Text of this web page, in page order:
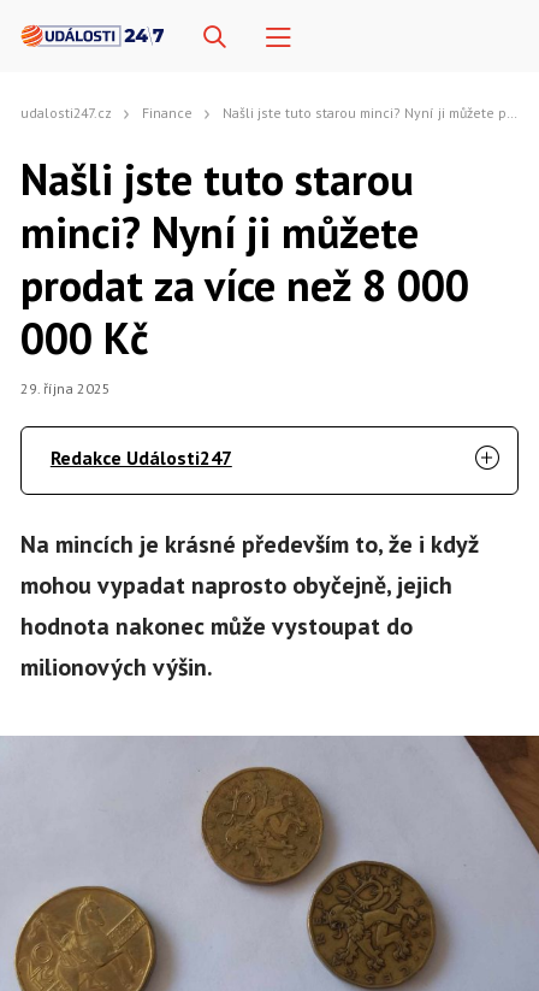
udalosti247.cz Finance Našli jste tuto starou minci? Nyní ji můžete prodat za více než 8 000 000 Kč
Našli jste tuto starou
minci? Nyní ji můžete
prodat za více než 8 000
000 Kč
29. října 2025
Redakce Události247
Na mincích je krásné především to, že i když
mohou vypadat naprosto obyčejně, jejich
hodnota nakonec může vystoupat do
milionových výšin.